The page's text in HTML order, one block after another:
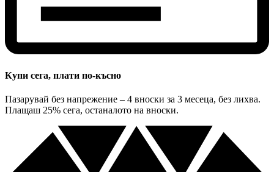
Купи сега, плати по-късно
Пазарувай без напрежение – 4 вноски за 3 месеца, без лихва.
Плащаш 25% сега, останалото на вноски.